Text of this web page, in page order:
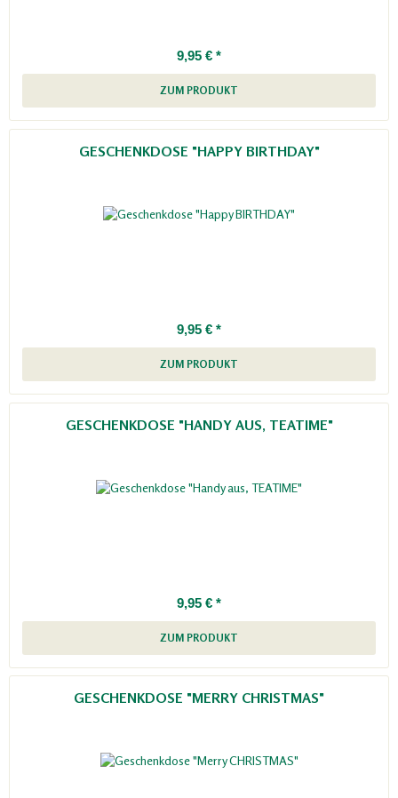
9,95 € *
ZUM PRODUKT
GESCHENKDOSE "HAPPY BIRTHDAY"
9,95 € *
ZUM PRODUKT
GESCHENKDOSE "HANDY AUS, TEATIME"
9,95 € *
ZUM PRODUKT
GESCHENKDOSE "MERRY CHRISTMAS"